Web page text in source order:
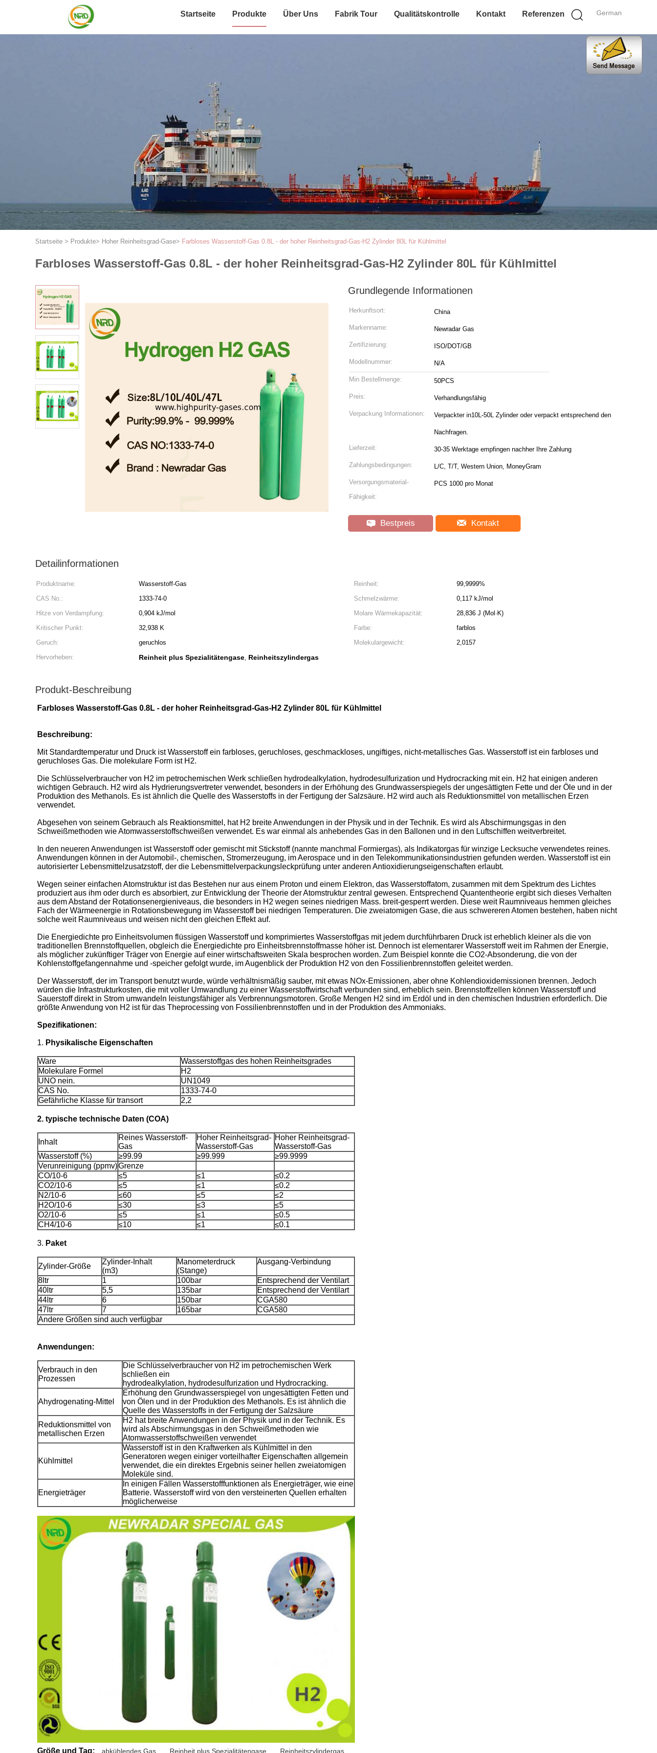
German
Startseite Produkte Über Uns Fabrik Tour Qualitätskontrolle Kontakt Referenzen
Startseite > Produkte> Hoher Reinheitsgrad-Gase> Farbloses Wasserstoff-Gas 0.8L - der hoher Reinheitsgrad-Gas-H2 Zylinder 80L für Kühlmittel
Farbloses Wasserstoff-Gas 0.8L - der hoher Reinheitsgrad-Gas-H2 Zylinder 80L für Kühlmittel
Grundlegende Informationen
Herkunftsort: China
Markenname: Newradar Gas
Zertifizierung: ISO/DOT/GB
Modellnummer: N/A
Min Bestellmenge: 50PCS
Preis: Verhandlungsfähig
Verpackung Informationen: Verpackter in10L-50L Zylinder oder verpackt entsprechend den
Nachfragen.
Lieferzeit: 30-35 Werktage empfingen nachher Ihre Zahlung
Zahlungsbedingungen: L/C, T/T, Western Union, MoneyGram
Versorgungsmaterial-
Fähigkeit:
PCS 1000 pro Monat
Bestpreis Kontakt
Detailinformationen
Produktname: Wasserstoff-Gas Reinheit:
99,9999%
CAS No.:
1333-74-0 Schmelzwärme:
0,117 kJ/mol
Hitze von Verdampfung:
0,904 kJ/mol Molare Wärmekapazität:
28,836 J (Mol·K)
Kritischer Punkt:
32,938 K Farbe:
farblos
Geruch:
geruchlos Molekulargewicht:
2,0157
Hervorheben:
Reinheit plus Spezialitätengase, Reinheitszylindergas
Produkt-Beschreibung
Farbloses Wasserstoff-Gas 0.8L - der hoher Reinheitsgrad-Gas-H2 Zylinder 80L für Kühlmittel
Beschreibung:
Mit Standardtemperatur und Druck ist Wasserstoff ein farbloses, geruchloses, geschmackloses, ungiftiges, nicht-metallisches Gas. Wasserstoff ist ein farbloses und
geruchloses Gas. Die molekulare Form ist H2.
Die Schlüsselverbraucher von H2 im petrochemischen Werk schließen hydrodealkylation, hydrodesulfurization und Hydrocracking mit ein. H2 hat einigen anderen
wichtigen Gebrauch. H2 wird als Hydrierungsvertreter verwendet, besonders in der Erhöhung des Grundwasserspiegels der ungesättigten Fette und der Öle und in der
Produktion des Methanols. Es ist ähnlich die Quelle des Wasserstoffs in der Fertigung der Salzsäure. H2 wird auch als Reduktionsmittel von metallischen Erzen
verwendet.
Abgesehen von seinem Gebrauch als Reaktionsmittel, hat H2 breite Anwendungen in der Physik und in der Technik. Es wird als Abschirmungsgas in den
Schweißmethoden wie Atomwasserstoffschweißen verwendet. Es war einmal als anhebendes Gas in den Ballonen und in den Luftschiffen weitverbreitet.
In den neueren Anwendungen ist Wasserstoff oder gemischt mit Stickstoff (nannte manchmal Formiergas), als Indikatorgas für winzige Lecksuche verwendetes reines.
Anwendungen können in der Automobil-, chemischen, Stromerzeugung, im Aerospace und in den Telekommunikationsindustrien gefunden werden. Wasserstoff ist ein
autorisierter Lebensmittelzusatzstoff, der die Lebensmittelverpackungsleckprüfung unter anderen Antioxidierungseigenschaften erlaubt.
Wegen seiner einfachen Atomstruktur ist das Bestehen nur aus einem Proton und einem Elektron, das Wasserstoffatom, zusammen mit dem Spektrum des Lichtes
produziert aus ihm oder durch es absorbiert, zur Entwicklung der Theorie der Atomstruktur zentral gewesen. Entsprechend Quantentheorie ergibt sich dieses Verhalten
aus dem Abstand der Rotationsenergieniveaus, die besonders in H2 wegen seines niedrigen Mass. breit-gesperrt werden. Diese weit Raumniveaus hemmen gleiches
Fach der Wärmeenergie in Rotationsbewegung im Wasserstoff bei niedrigen Temperaturen. Die zweiatomigen Gase, die aus schwereren Atomen bestehen, haben nicht
solche weit Raumniveaus und weisen nicht den gleichen Effekt auf.
Die Energiedichte pro Einheitsvolumen flüssigen Wasserstoff und komprimiertes Wasserstoffgas mit jedem durchführbaren Druck ist erheblich kleiner als die von
traditionellen Brennstoffquellen, obgleich die Energiedichte pro Einheitsbrennstoffmasse höher ist. Dennoch ist elementarer Wasserstoff weit im Rahmen der Energie,
als möglicher zukünftiger Träger von Energie auf einer wirtschaftsweiten Skala besprochen worden. Zum Beispiel konnte die CO2-Absonderung, die von der
Kohlenstoffgefangennahme und -speicher gefolgt wurde, im Augenblick der Produktion H2 von den Fossilienbrennstoffen geleitet werden.
Der Wasserstoff, der im Transport benutzt wurde, würde verhältnismäßig sauber, mit etwas NOx-Emissionen, aber ohne Kohlendioxidemissionen brennen. Jedoch
würden die Infrastrukturkosten, die mit voller Umwandlung zu einer Wasserstoffwirtschaft verbunden sind, erheblich sein. Brennstoffzellen können Wasserstoff und
Sauerstoff direkt in Strom umwandeln leistungsfähiger als Verbrennungsmotoren. Große Mengen H2 sind im Erdöl und in den chemischen Industrien erforderlich. Die
größte Anwendung von H2 ist für das Theprocessing von Fossilienbrennstoffen und in der Produktion des Ammoniaks.
Spezifikationen:
1. Physikalische Eigenschaften
Ware
Wasserstoffgas des hohen Reinheitsgrades
Molekulare Formel
H2
UNO nein.
UN1049
CAS No.
1333-74-0
Gefährliche Klasse für transort
2,2
2. typische technische Daten (COA)
Inhalt
Reines Wasserstoff-
Gas
Hoher Reinheitsgrad-
Wasserstoff-Gas
Hoher Reinheitsgrad-
Wasserstoff-Gas
Wasserstoff (%)
≥99.99 ≥99.999
≥99.9999
Verunreinigung (ppmv)Grenze
CO/10-6
≤5 ≤1
≤0.2
CO2/10-6
≤5 ≤1
≤0.2
N2/10-6
≤60 ≤5
≤2
H2O/10-6
≤30 ≤3
≤5
O2/10-6
≤5 ≤1
≤0.5
CH4/10-6
≤10 ≤1 ≤0.1
3. Paket
Zylinder-Größe
Zylinder-Inhalt
(m3)
Manometerdruck
(Stange)
Ausgang-Verbindung
8ltr 1 100bar
Entsprechend der Ventilart
40ltr
5,5 135bar
Entsprechend der Ventilart
44ltr
6 150bar
CGA580
47ltr
7 165bar
CGA580
Andere Größen sind auch verfügbar
Anwendungen:
Verbrauch in den
Prozessen
Die Schlüsselverbraucher von H2 im petrochemischen Werk
schließen ein
hydrodealkylation, hydrodesulfurization und Hydrocracking.
Ahydrogenating-Mittel
Erhöhung den Grundwasserspiegel von ungesättigten Fetten und
von Ölen und in der Produktion des Methanols. Es ist ähnlich die
Quelle des Wasserstoffs in der Fertigung der Salzsäure
Reduktionsmittel von
metallischen Erzen
H2 hat breite Anwendungen in der Physik und in der Technik. Es
wird als Abschirmungsgas in den Schweißmethoden wie
Atomwasserstoffschweißen verwendet
Kühlmittel
Wasserstoff ist in den Kraftwerken als Kühlmittel in den
Generatoren wegen einiger vorteilhafter Eigenschaften allgemein
verwendet, die ein direktes Ergebnis seiner hellen zweiatomigen
Moleküle sind.
Energieträger
In einigen Fällen Wasserstofffunktionen als Energieträger, wie eine
Batterie. Wasserstoff wird von den versteinerten Quellen erhalten
möglicherweise
Größe und Tag: abkühlendes Gas Reinheit plus Spezialitätengase Reinheitszylindergas